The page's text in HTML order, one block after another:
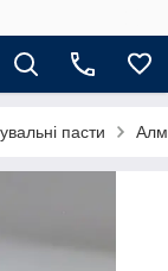
пасти